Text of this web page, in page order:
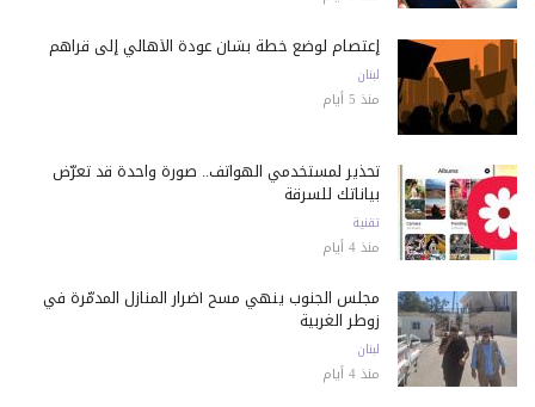
إعتصام لوضع خطة بشأن عودة الأهالي إلى قراهم
لبنان
منذ 5 أيام
تحذير لمستخدمي الهواتف.. صورة واحدة قد تعرّض
بياناتك للسرقة
تقنية
منذ 4 أيام
مجلس الجنوب ينهي مسح أضرار المنازل المدمّرة في
زوطر الغربية
لبنان
منذ 4 أيام